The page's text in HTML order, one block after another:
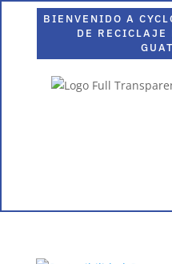
BIENVENIDO A
DE RECICLAJE